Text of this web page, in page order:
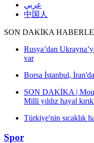
عربي
中国人
SON DAKİKA
Rusya’dan
var
Borsa İstanbul,
SON DAKİKA |
Milli yıldız hayal
Türkiye'nin sıcaklık
Spor